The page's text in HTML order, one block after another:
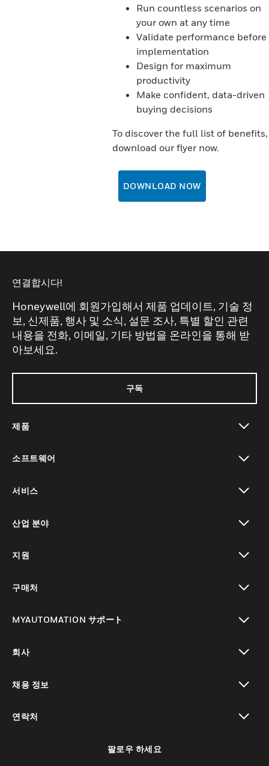
Run countless scenarios on
your own at any time
Validate performance before
implementation
Design for maximum
productivity
Make confident, data-driven
buying decisions
To discover the full list of benefits,
download our flyer now.
DOWNLOAD NOW
연결합시다!
Honeywell에 회원가입해서 제품 업데이트, 기술 정
보, 신제품, 행사 및 소식, 설문 조사, 특별 할인 관련
내용을 전화, 이메일, 기타 방법을 온라인을 통해 받
아보세요.
구독
제품
소프트웨어
서비스
산업 분야
지원
구매처
MYAUTOMATION サポート
회사
채용 정보
연락처
팔로우 하세요